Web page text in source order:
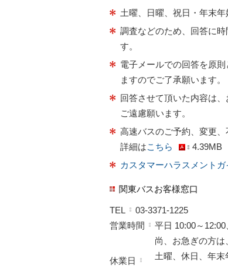
土曜、日曜、祝日・年末
調査などのため、回答に
す。
電子メールでの回答を原
ますのでご了承願います。
回答させて頂いた内容は
ご遠慮願います。
高速バスのご予約、変更
詳細はこちら 4.39MB
カスタマーハラスメント
関東バスお客様窓口
TEL
03-3371-1225
営業時間
平日 10:00～
尚、お急ぎの方は
休業日
土曜、休日、年末